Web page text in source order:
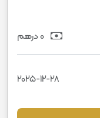
2025-12-28